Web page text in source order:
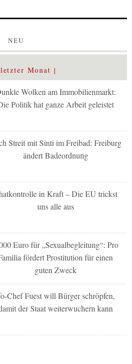
NEU
letzter Monat
Wolken am Immobilienmarkt:
Politik hat ganze Arbeit geleistet
Streit mit Sinti im Freibad: Freiburg
ändert Badeordnung
in Kraft – Die EU trickst
uns alle aus
Euro für „Sexualbegleitung“: Pro
fördert Prostitution für einen
guten Zweck
Chef Fuest will Bürger schröpfen,
der Staat weiterwuchern kann